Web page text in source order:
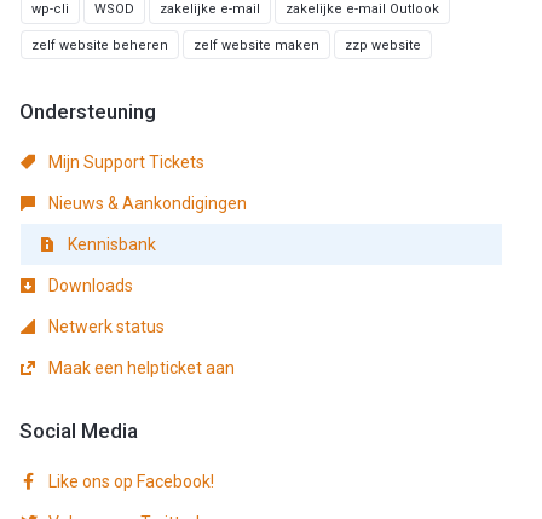
wp-cli WSOD zakelijke e-mail zakelijke e-mail Outlook
zelf website beheren zelf website maken zzp website
Ondersteuning
Mijn Support Tickets
Nieuws & Aankondigingen
Kennisbank
Downloads
Netwerk status
Maak een helpticket aan
Social Media
Like ons op Facebook!